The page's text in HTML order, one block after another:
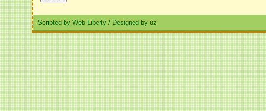
Scripted by Web Liberty / Designed by uz